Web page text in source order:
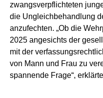
zwangsverpflichteten
die Ungleichbehandlung
anzufechten. „Ob die
2025 angesichts der
mit der
von Mann und Frau zu
spannende Frage“,